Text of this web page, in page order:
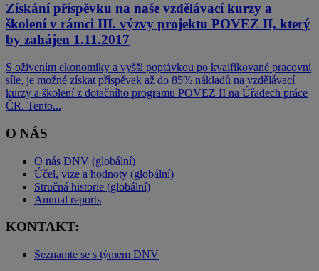
Získání příspěvku na naše vzdělávací kurzy a
školení v rámci III. výzvy projektu POVEZ II, který
by zahájen 1.11.2017
S oživením ekonomiky a vyšší poptávkou po kvaifikované pracovní
síle, je možné získat příspěvek až do 85% nákladů na vzdělávací
kurzy a školení z dotačního programu POVEZ II na Úřadech práce
ČR. Tento...
O NÁS
O nás DNV (globální)
Účel, vize a hodnoty (globální)
Stručná historie (globální)
Annual reports
KONTAKT:
Seznamte se s týmem DNV